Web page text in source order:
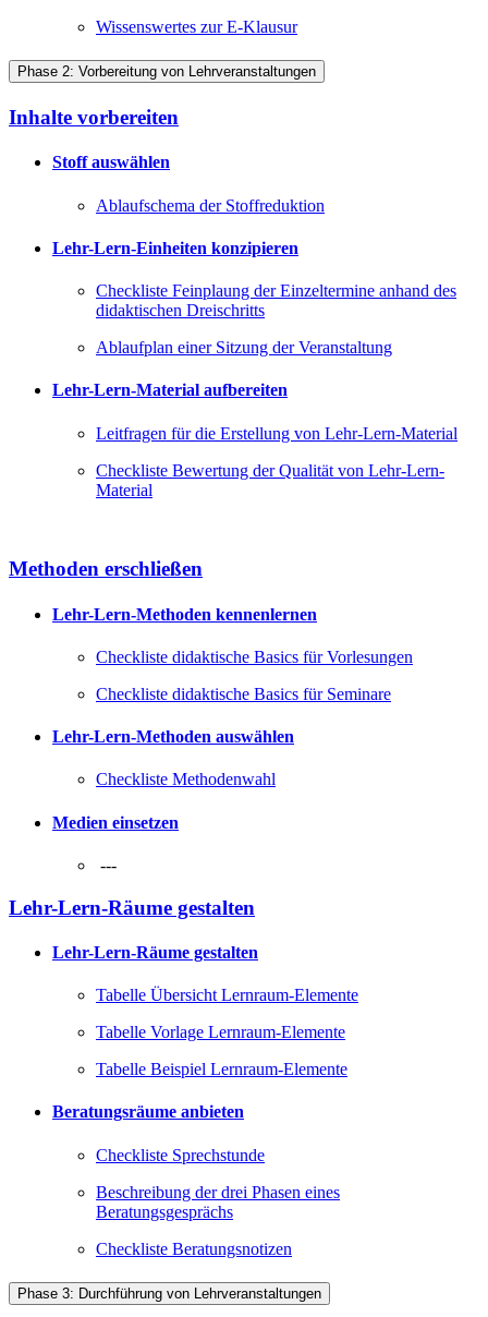
Wissenswertes zur E-Klausur
Phase 2: Vorbereitung von Lehrveranstaltungen
Inhalte vorbereiten
Stoff auswählen
Ablaufschema der Stoffreduktion
Lehr-Lern-Einheiten konzipieren
Checkliste Feinplaung der Einzeltermine anhand des
didaktischen Dreischritts
Ablaufplan einer Sitzung der Veranstaltung
Lehr-Lern-Material aufbereiten
Leitfragen für die Erstellung von Lehr-Lern-Material
Checkliste Bewertung der Qualität von Lehr-Lern-
Material
Methoden erschließen
Lehr-Lern-Methoden kennenlernen
Checkliste didaktische Basics für Vorlesungen
Checkliste didaktische Basics für Seminare
Lehr-Lern-Methoden auswählen
Checkliste Methodenwahl
Medien einsetzen
---
Lehr-Lern-Räume gestalten
Lehr-Lern-Räume gestalten
Tabelle Übersicht Lernraum-Elemente
Tabelle Vorlage Lernraum-Elemente
Tabelle Beispiel Lernraum-Elemente
Beratungsräume anbieten
Checkliste Sprechstunde
Beschreibung der drei Phasen eines
Beratungsgesprächs
Checkliste Beratungsnotizen
Phase 3: Durchführung von Lehrveranstaltungen